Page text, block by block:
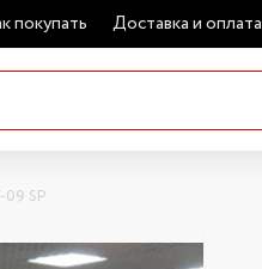
покупать Доставка и оплата
09 SP